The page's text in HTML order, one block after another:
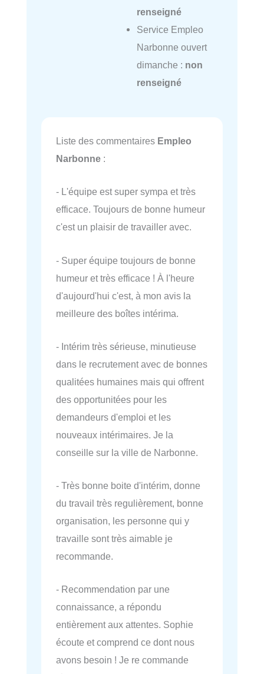
renseigné
Service Empleo
Narbonne ouvert
dimanche : non
renseigné
Liste des commentaires Empleo
Narbonne :
- L'équipe est super sympa et très
efficace. Toujours de bonne humeur
c'est un plaisir de travailler avec.
- Super équipe toujours de bonne
humeur et très efficace ! À l'heure
d'aujourd'hui c'est, à mon avis la
meilleure des boîtes intérima.
- Intérim très sérieuse, minutieuse
dans le recrutement avec de bonnes
qualitées humaines mais qui offrent
des opportunitées pour les
demandeurs d'emploi et les
nouveaux intérimaires. Je la
conseille sur la ville de Narbonne.
- Très bonne boite d'intérim, donne
du travail très regulièrement, bonne
organisation, les personne qui y
travaille sont très aimable je
recommande.
- Recommendation par une
connaissance, a répondu
entièrement aux attentes. Sophie
écoute et comprend ce dont nous
avons besoin ! Je re commande